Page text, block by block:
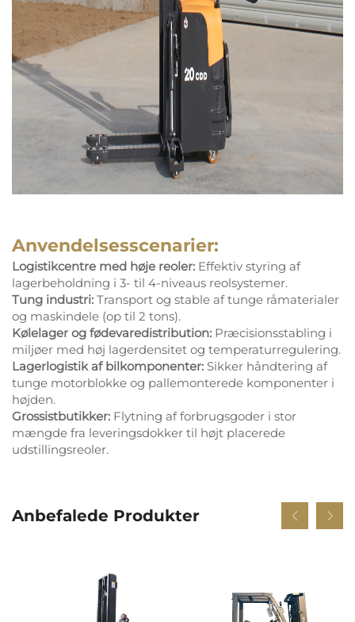
Anvendelsesscenarier:
Logistikcentre med høje reoler: Effektiv styring af
lagerbeholdning i 3- til 4-niveaus reolsystemer.
Tung industri: Transport og stable af tunge råmaterialer
og maskindele (op til 2 tons).
Kølelager og fødevaredistribution: Præcisionsstabling i
miljøer med høj lagerdensitet og temperaturregulering.
Lagerlogistik af bilkomponenter: Sikker håndtering af
tunge motorblokke og pallemonterede komponenter i
højden.
Grossistbutikker: Flytning af forbrugsgoder i stor
mængde fra leveringsdokker til højt placerede
udstillingsreoler.
Anbefalede Produkter